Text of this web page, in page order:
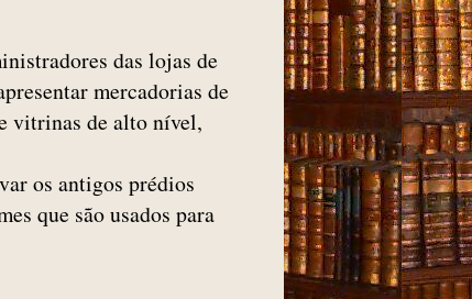
das lojas de
mercadorias de
vitrinas de alto nível,
os antigos prédios
que são usados para